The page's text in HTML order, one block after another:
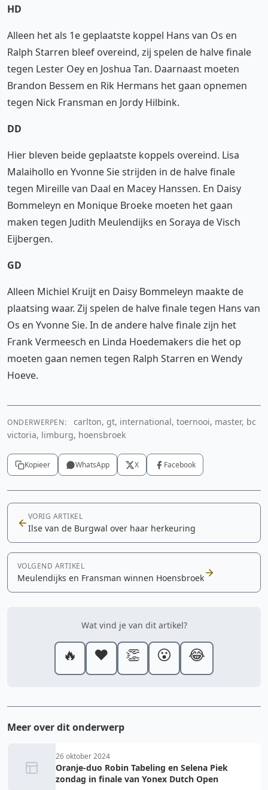
HD
Alleen het als 1e geplaatste koppel Hans van Os en
Ralph Starren bleef overeind, zij spelen de halve finale
tegen Lester Oey en Joshua Tan. Daarnaast moeten
Brandon Bessem en Rik Hermans het gaan opnemen
tegen Nick Fransman en Jordy Hilbink.
DD
Hier bleven beide geplaatste koppels overeind. Lisa
Malaihollo en Yvonne Sie strijden in de halve finale
tegen Mireille van Daal en Macey Hanssen. En Daisy
Bommeleyn en Monique Broeke moeten het gaan
maken tegen Judith Meulendijks en Soraya de Visch
Eijbergen.
GD
Alleen Michiel Kruijt en Daisy Bommeleyn maakte de
plaatsing waar. Zij spelen de halve finale tegen Hans van
Os en Yvonne Sie. In de andere halve finale zijn het
Frank Vermeesch en Linda Hoedemakers die het op
moeten gaan nemen tegen Ralph Starren en Wendy
Hoeve.
ONDERWERPEN:
carlton, gt, international, toernooi, master, bc
victoria, limburg, hoensbroek
Kopieer WhatsApp X Facebook
VORIG ARTIKEL
Ilse van de Burgwal over haar herkeuring
VOLGEND ARTIKEL
Meulendijks en Fransman winnen Hoensbroek
Wat vind je van dit artikel?
🔥 ❤️ 👏 😮 😂
Meer over dit onderwerp
26 oktober 2024
Oranje-duo Robin Tabeling en Selena Piek
zondag in finale van Yonex Dutch Open